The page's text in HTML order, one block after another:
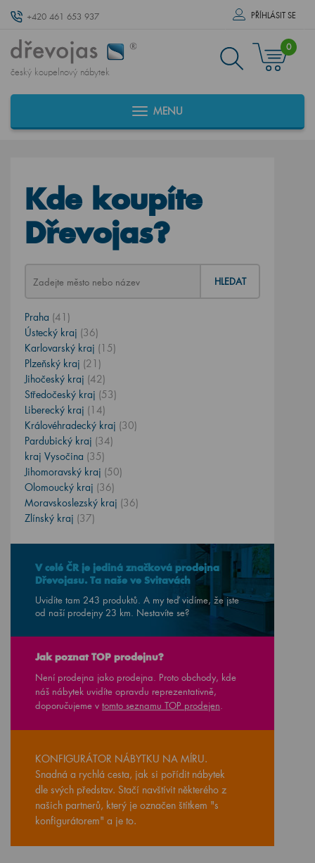
+420 461 653 937 PŘÍHLÁSIT SE
český koupelnový nábytek
0
MENU
Kde koupíte
Dřevojas?
HLEDAT
Praha (41)
Ústecký kraj (36)
Karlovarský kraj (15)
Plzeňský kraj (21)
Jihočeský kraj (42)
Středočeský kraj (53)
Liberecký kraj (14)
Královéhradecký kraj (30)
Pardubický kraj (34)
kraj Vysočina (35)
Jihomoravský kraj (50)
Olomoucký kraj (36)
Moravskoslezský kraj (36)
Zlínský kraj (37)
V celé ČR je jediná značková prodejna
Dřevojasu. Ta naše ve Svitavách
Uvidíte tam 243 produktů. A my teď vidíme, že jste
od naší prodejny 23 km. Nestavíte se?
Jak poznat TOP prodejnu?
Není prodejna jako prodejna. Proto obchody, kde
náš nábytek uvidíte opravdu reprezentativně,
doporučujeme v tomto seznamu TOP prodejen
KONFIGURÁTOR NÁBYTKU NA MÍRU.
Snadná a rychlá cesta, jak si pořídit nábytek
dle svých představ. Stačí navštívit některého z
našich partnerů, který je označen štítkem "s
konfigurátorem" a je to.